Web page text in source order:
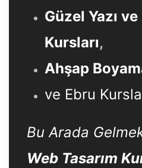
Güzel Yazı
Kursları,
Ahşap
ve Ebru
Bu Arada
Web Tasarım